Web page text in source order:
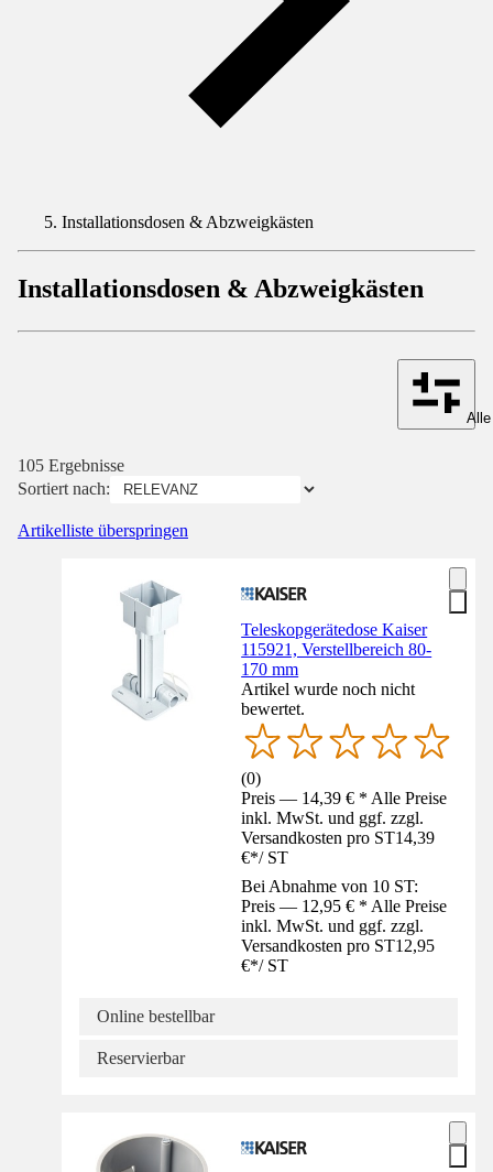
Installationsdosen & Abzweigkästen
Installationsdosen & Abzweigkästen
105 Ergebnisse
Sortiert nach:
Artikelliste überspringen
Teleskopgerätedose Kaiser
115921, Verstellbereich 80-
170 mm
Artikel wurde noch nicht
bewertet.
(0)
Preis — 14,39 € * Alle Preise
inkl. MwSt. und ggf. zzgl.
Versandkosten pro ST14,39
€*/ ST
Bei Abnahme von 10 ST:
Preis — 12,95 € * Alle Preise
inkl. MwSt. und ggf. zzgl.
Versandkosten pro ST12,95
€*/ ST
Online bestellbar
Reservierbar